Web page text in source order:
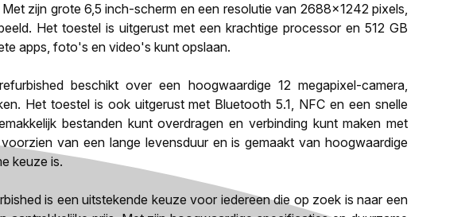
zijn grote 6,5 inch-scherm en een resolutie van 2688x1242 pixels,
Het toestel is uitgerust met een krachtige processor en 512 GB
apps, foto's en video's kunt opslaan.
beschikt over een hoogwaardige 12 megapixel-camera,
Het toestel is ook uitgerust met Bluetooth 5.1, NFC en een snelle
bestanden kunt overdragen en verbinding kunt maken met
van een lange levensduur en is gemaakt van hoogwaardige
keuze is.
is een uitstekende keuze voor iedereen die op zoek is naar een